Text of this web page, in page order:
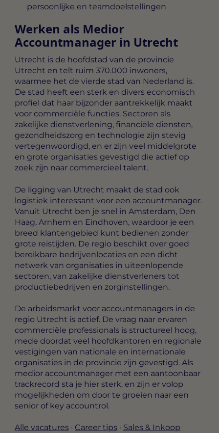
persoonlijke en teamdoelstellingen
Werken als Medior
Accountmanager in Utrecht
Utrecht is de hoofdstad van de provincie
Utrecht en telt ruim 370.000 inwoners,
waarmee het de vierde stad van Nederland is.
De stad heeft een sterk en divers economisch
profiel dat haar bijzonder aantrekkelijk maakt
voor commerciële functies. Sectoren als
zakelijke dienstverlening, financiële diensten,
gezondheidszorg en technologie zijn stevig
vertegenwoordigd, en er zijn veel middelgrote
en grote organisaties gevestigd die actief op
zoek zijn naar commercieel talent.
De ligging van Utrecht maakt de stad ook
logistiek interessant voor een accountmanager.
Vanuit Utrecht ben je snel in Amsterdam, Den
Haag, Arnhem en Eindhoven, waardoor je een
breed klantengebied kunt bedienen zonder
grote reistijden. De regio beschikt over goed
bereikbare bedrijvenlocaties en een dicht
netwerk van organisaties in uiteenlopende
sectoren, van zakelijke dienstverleners tot
productiebedrijven en zorginstellingen.
De arbeidsmarkt voor accountmanagers in de
regio Utrecht is actief. De vraag naar ervaren
commerciële professionals is structureel hoog,
mede doordat veel hoofdkantoren en regionale
vestigingen van nationale en internationale
organisaties in de provincie zijn gevestigd. Als
medior accountmanager met een aantoonbaar
trackrecord sta je hier sterk, en zijn er volop
mogelijkheden om door te groeien naar een
senior of key accountrol.
Alle vacatures · Career tips · Sales & Inkoop